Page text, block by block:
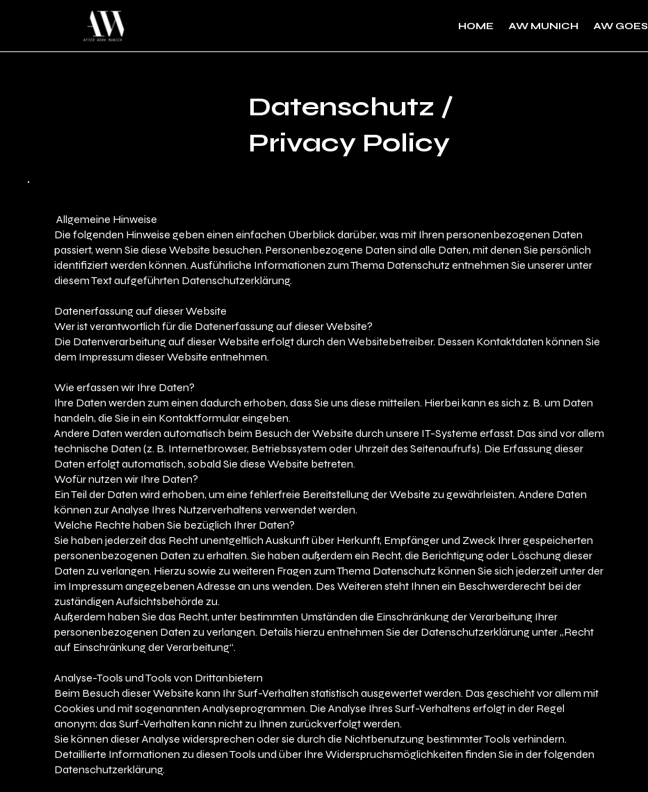
HOME AW MUNICH AW GOES
Datenschutz /
Privacy Policy
Allgemeine Hinweise
Die folgenden Hinweise geben einen einfachen Überblick darüber, was mit Ihren personenbezogenen Daten
passiert, wenn Sie diese Website besuchen. Personenbezogene Daten sind alle Daten, mit denen Sie persönlich
identifiziert werden können. Ausführliche Informationen zum Thema Datenschutz entnehmen Sie unserer unter
diesem Text aufgeführten Datenschutzerklärung.
Datenerfassung auf dieser Website
Wer ist verantwortlich für die Datenerfassung auf dieser Website?
Die Datenverarbeitung auf dieser Website erfolgt durch den Websitebetreiber. Dessen Kontaktdaten können Sie
dem Impressum dieser Website entnehmen.
Wie erfassen wir Ihre Daten?
Ihre Daten werden zum einen dadurch erhoben, dass Sie uns diese mitteilen. Hierbei kann es sich z. B. um Daten
handeln, die Sie in ein Kontaktformular eingeben.
Andere Daten werden automatisch beim Besuch der Website durch unsere IT-Systeme erfasst. Das sind vor allem
technische Daten (z. B. Internetbrowser, Betriebssystem oder Uhrzeit des Seitenaufrufs). Die Erfassung dieser
Daten erfolgt automatisch, sobald Sie diese Website betreten.
Wofür nutzen wir Ihre Daten?
Ein Teil der Daten wird erhoben, um eine fehlerfreie Bereitstellung der Website zu gewährleisten. Andere Daten
können zur Analyse Ihres Nutzerverhaltens verwendet werden.
Welche Rechte haben Sie bezüglich Ihrer Daten?
Sie haben jederzeit das Recht unentgeltlich Auskunft über Herkunft, Empfänger und Zweck Ihrer gespeicherten
personenbezogenen Daten zu erhalten. Sie haben außerdem ein Recht, die Berichtigung oder Löschung dieser
Daten zu verlangen. Hierzu sowie zu weiteren Fragen zum Thema Datenschutz können Sie sich jederzeit unter der
im Impressum angegebenen Adresse an uns wenden. Des Weiteren steht Ihnen ein Beschwerderecht bei der
zuständigen Aufsichtsbehörde zu.
Außerdem haben Sie das Recht, unter bestimmten Umständen die Einschränkung der Verarbeitung Ihrer
personenbezogenen Daten zu verlangen. Details hierzu entnehmen Sie der Datenschutzerklärung unter „Recht
auf Einschränkung der Verarbeitung“.
Analyse-Tools und Tools von Drittanbietern
Beim Besuch dieser Website kann Ihr Surf-Verhalten statistisch ausgewertet werden. Das geschieht vor allem mit
Cookies und mit sogenannten Analyseprogrammen. Die Analyse Ihres Surf-Verhaltens erfolgt in der Regel
anonym; das Surf-Verhalten kann nicht zu Ihnen zurückverfolgt werden.
Sie können dieser Analyse widersprechen oder sie durch die Nichtbenutzung bestimmter Tools verhindern.
Detaillierte Informationen zu diesen Tools und über Ihre Widerspruchsmöglichkeiten finden Sie in der folgenden
Datenschutzerklärung.